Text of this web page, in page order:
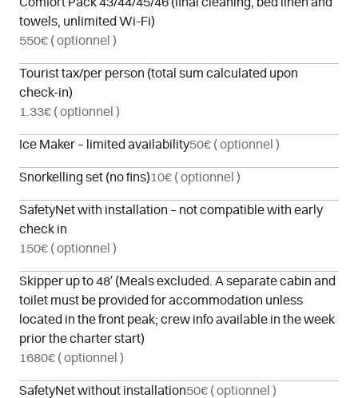
towels, unlimited Wi-Fi)
550€ ( optionnel )
Tourist tax/per person (total sum calculated upon
check-in)
1.33€ ( optionnel )
Ice Maker – limited availability50€ ( optionnel )
Snorkelling set (no fins)10€ ( optionnel )
SafetyNet with installation – not compatible with early
check in
150€ ( optionnel )
Skipper up to 48′ (Meals excluded. A separate cabin and
toilet must be provided for accommodation unless
located in the front peak; crew info available in the week
prior the charter start)
1680€ ( optionnel )
SafetyNet without installation50€ ( optionnel )